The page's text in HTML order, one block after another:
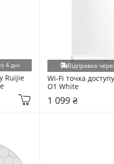
4 дні
Ruijie
Відправка
Wi-Fi точка
O1 White
1 099 ₴